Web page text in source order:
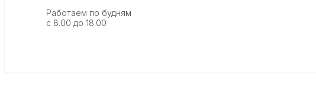
Работаем по будням
с 8.00 до 18.00